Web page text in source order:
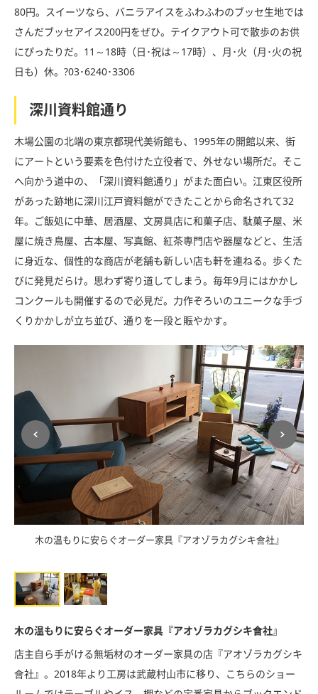
80円。スイーツなら、バニラアイスをふわふわのブッセ生地では
さんだブッセアイス200円をぜひ。テイクアウト可で散歩のお供
にぴったりだ。11～18時（日･祝は～17時）、月･火（月･火の祝
日も）休。?03･6240･3306
深川資料館通り
木場公園の北端の東京都現代美術館も、1995年の開館以来、街
にアートという要素を色付けた立役者で、外せない場所だ。そこ
へ向かう道中の、「深川資料館通り」がまた面白い。江東区役所
があった跡地に深川江戸資料館ができたことから命名されて32
年。ご飯処に中華、居酒屋、文房具店に和菓子店、駄菓子屋、米
屋に焼き鳥屋、古本屋、写真館、紅茶専門店や器屋などと、生活
に身近な、個性的な商店が老舗も新しい店も軒を連ねる。歩くた
びに発見だらけ。思わず寄り道してしまう。毎年9月にはかかし
コンクールも開催するので必見だ。力作ぞろいのユニークな手づ
くりかかしが立ち並び、通りを一段と賑やかす。
木の温もりに安らぐオーダー家具『アオゾラカグシキ會社』
木の温もりに安らぐオーダー家具『アオゾラカグシキ會社』
店主自ら手がける無垢材のオーダー家具の店『アオゾラカグシキ
會社』。2018年より工房は武蔵村山市に移り、こちらのショー